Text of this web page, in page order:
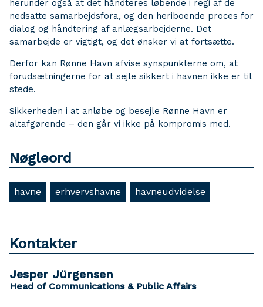
herunder også at det håndteres løbende i regi af de
nedsatte samarbejdsfora, og den heriboende proces for
dialog og håndtering af anlægsarbejderne. Det
samarbejde er vigtigt, og det ønsker vi at fortsætte.
Derfor kan Rønne Havn afvise synspunkterne om, at
forudsætningerne for at sejle sikkert i havnen ikke er til
stede.
Sikkerheden i at anløbe og besejle Rønne Havn er
altafgørende – den går vi ikke på kompromis med.
Nøgleord
havne erhvervshavne havneudvidelse
Kontakter
Jesper Jürgensen
Head of Communications & Public Affairs